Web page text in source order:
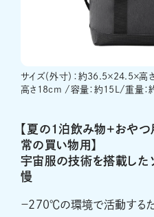
サイズ（外寸）：約36.5×24.5×
高さ18cm /容量：約15L/重量
【夏の1泊飲み物+おやつ
常の買い物用】
宇宙服の技術を搭載した
慢
－270℃の環境で活動する